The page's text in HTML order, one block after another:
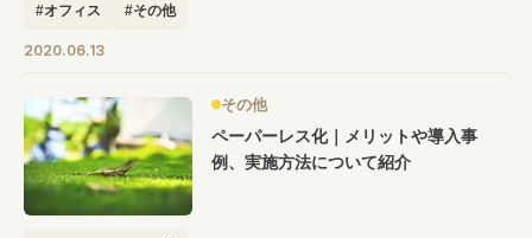
#オフィス #その他
2020.06.13
その他
ペーパーレス化｜メリットや導入事
例、実施方法について紹介